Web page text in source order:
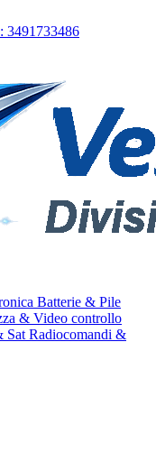
3491733486
Batterie & Pile
& Video controllo
Sat Radiocomandi &